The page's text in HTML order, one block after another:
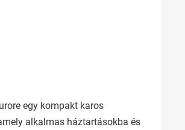
egy kompakt karos
alkalmas háztartásokba és